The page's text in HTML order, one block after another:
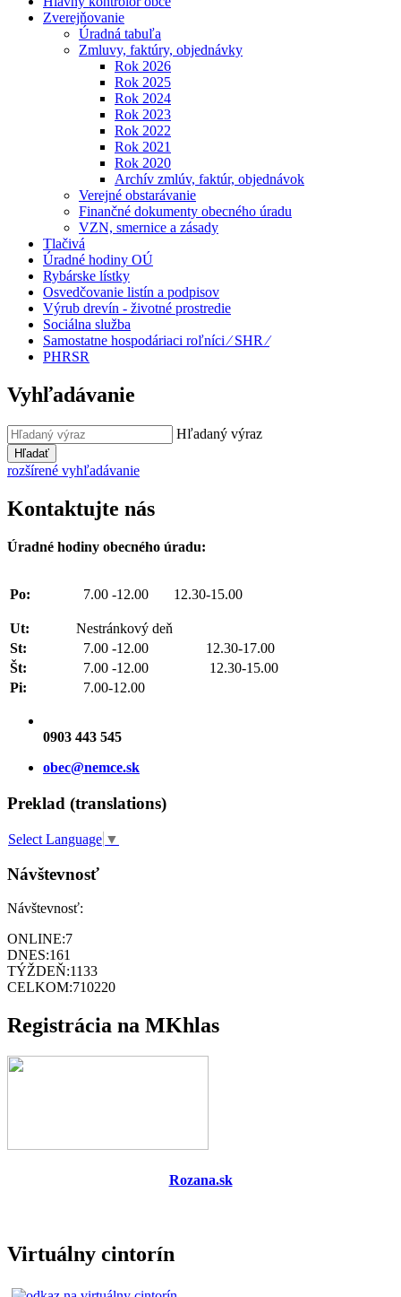
Zverejňovanie
Úradná tabuľa
Zmluvy, faktúry, objednávky
Rok 2026
Rok 2025
Rok 2024
Rok 2023
Rok 2022
Rok 2021
Rok 2020
Archív zmlúv, faktúr, objednávok
Verejné obstarávanie
Finančné dokumenty obecného úradu
VZN, smernice a zásady
Tlačivá
Úradné hodiny OÚ
Rybárske lístky
Osvedčovanie listín a podpisov
Výrub drevín - životné prostredie
Sociálna služba
Samostatne hospodáriaci roľníci ⁄ SHR ⁄
PHRSR
Vyhľadávanie
Hľadaný výraz
Hľadať
rozšírené vyhľadávanie
Kontaktujte nás
Úradné hodiny obecného úradu:
Po: 7.00 -12.00 12.30-15.00
Ut:
Nestránkový deň
St:
7.00 -12.00 12.30-17.00
Št:
7.00 -12.00 12.30-15.00
Pi:
7.00-12.00
0903 443 545
obec@nemce.sk
Preklad (translations)
Select Language ▼
Návštevnosť
Návštevnosť:
ONLINE:7
DNES:161
TÝŽDEŇ:1133
CELKOM:710220
Registrácia na MKhlas
Rozana.sk
Virtuálny cintorín